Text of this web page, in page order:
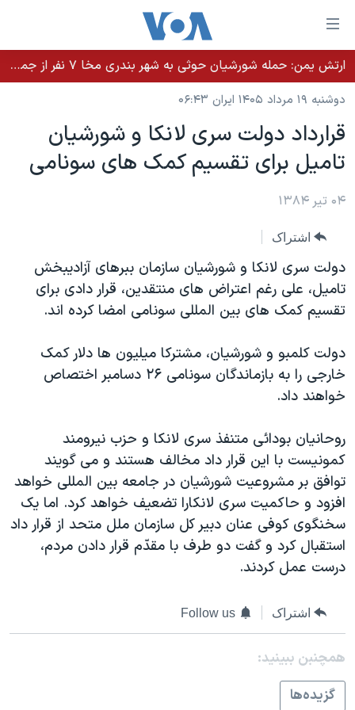
لینکهای
قابل
دسترسی
جهش
محتوای
اصلی
به
اصلی
جهش
به
جستجو
خانه
نسخه سبک وب‌سایت
موضوع ها
ایران
آمریکا
گزیده‌ها
ویژه برنامه‌ها
فرهنگ و زندگی
حقوق شهروندی
علم و فناوری
اسرائیل در جنگ
گالری عکس
آرشیو پخش زنده
برنامه های تلویزیونی
جدول برنامه ها
صفحه‌های ویژه
عملیات خشم حماسی
۲۵۰سالگی آمریکا
مستندها
انتخابات ریاست جمهوری آمریکا ۲۰۲۴
رمز مهسا
ورزش زنان در ایران
اعتراضات زن، زندگی، آزادی
مجموعه مستندهای دادخواهی
تریبونال مردمی آبان ۹۸
قانون شفافیت دارائی کادر رهبری ایران
اعتراضات مردمی آبان ۹۸
پخش رادیویی
یادگیری زبان انگلیسی
دنبال کنید
زبانهای مختلف
ارتش یمن: حمله شورشیان حوثی به شهر بندری مخا ۷ نفر از جمله غیرنظامیان را کشت
دوشنبه ۱۹ مرداد ۱۴۰۵ ایران ۰۶:۴۳
قرارداد دولت سری لانکا و شورشيان
تاميل برای تقسيم کمک های سونامی
۰۴ تیر ۱۳۸۴
اشتراک
دولت سری لانکا و شورشيان سازمان ببرهای آزاديبخش
تاميل، علی رغم اعتراض های منتقدين، قرار دادی برای
تقسيم کمک های بين المللی سونامی امضا کرده اند.
دولت کلمبو و شورشيان، مشترکا ميليون ها دلار کمک
خارجی را به بازماندگان سونامی ۲۶ دسامبر اختصاص
خواهند داد.
روحانيان بودائی متنفذ سری لانکا و حزب نيرومند
کمونيست با اين قرار داد مخالف هستند و می گويند
توافق بر مشروعيت شورشيان در جامعه بين المللی خواهد
افزود و حاکميت سری لانکارا تضعيف خواهد کرد. اما يک
سخنگوی کوفی عنان دبير کل سازمان ملل متحد از قرار داد
استقبال کرد و گفت دو طرف با مقدّم قرار دادن مردم،
درست عمل کردند.
اشتراک Follow us
همچنبن ببینید:
گزيده‌ها